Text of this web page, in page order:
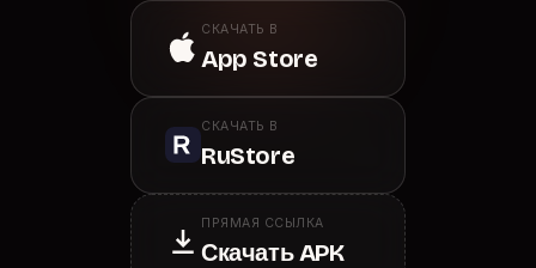
СКАЧАТЬ В
App Store
СКАЧАТЬ В
RuStore
ПРЯМАЯ ССЫЛКА
Скачать APK